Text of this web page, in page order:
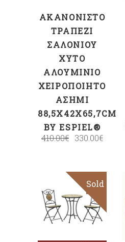
ΑΚΑΝΌΝΙΣΤΟ
ΤΡΑΠΈΖΙ
ΣΑΛΟΝΙΟΎ
ΧΥΤΌ
ΑΛΟΥΜΊΝΙΟ
ΧΕΙΡΟΠΟΊΗΤΟ
ΑΣΗΜΊ
88,5X42X65,7CM
BY ESPIEL®
410.00€ 330.00€
Sale
Sold
Διαβάστε
περισσότερα